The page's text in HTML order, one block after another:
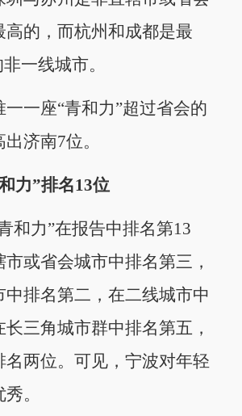
高的，而杭州和成都是最
一线城市。
座“青和力”超过省会的
济南7位。
力”排名13位
力”在报告中排名第13
或省会城市中排名第三，
中排名第二，在二线城市中
三角城市群中排名第五，
名两位。可见，宁波对年轻
。